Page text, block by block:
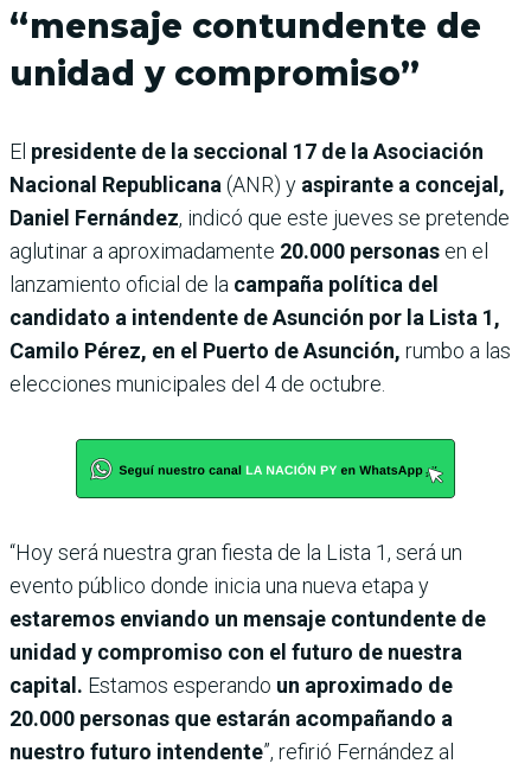
“mensaje contundente de
unidad y compromiso”
El presidente de la seccional 17 de la Asociación
Nacional Republicana (ANR) y aspirante a concejal,
Daniel Fernández, indicó que este jueves se pretende
aglutinar a aproximadamente 20.000 personas en el
lanzamiento oficial de la campaña política del
candidato a intendente de Asunción por la Lista 1,
Camilo Pérez, en el Puerto de Asunción, rumbo a las
elecciones municipales del 4 de octubre.
“Hoy será nuestra gran fiesta de la Lista 1, será un
evento público donde inicia una nueva etapa y
estaremos enviando un mensaje contundente de
unidad y compromiso con el futuro de nuestra
capital. Estamos esperando un aproximado de
20.000 personas que estarán acompañando a
nuestro futuro intendente”, refirió Fernández al